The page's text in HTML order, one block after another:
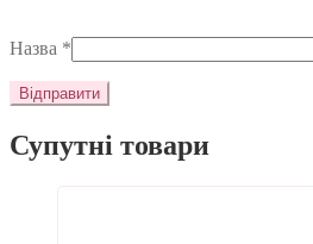
Назва *
Супутні товари